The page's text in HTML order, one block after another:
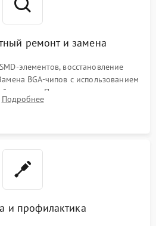
ремонт и замена
элементов, восстановление
BGA-чипов с использованием
станции. Прошивка микросхемы
поврежденных портов USB
Подробнее
и профилактика